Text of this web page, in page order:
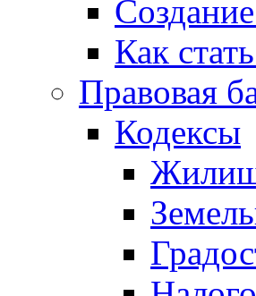
Как
Правовая
Кодексы